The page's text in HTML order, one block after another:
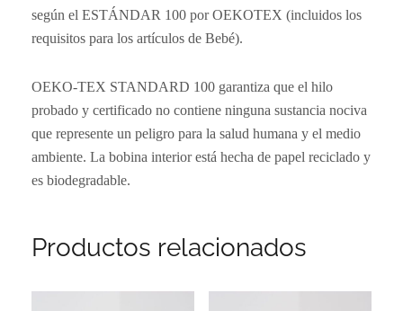
según el ESTÁNDAR 100 por OEKOTEX (incluidos los
requisitos para los artículos de Bebé).
OEKO-TEX STANDARD 100 garantiza que el hilo
probado y certificado no contiene ninguna sustancia nociva
que represente un peligro para la salud humana y el medio
ambiente. La bobina interior está hecha de papel reciclado y
es biodegradable.
Productos relacionados